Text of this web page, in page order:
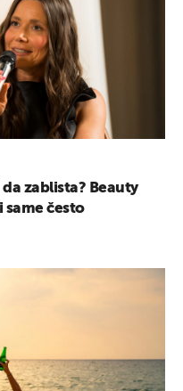
zablista? Beauty
često